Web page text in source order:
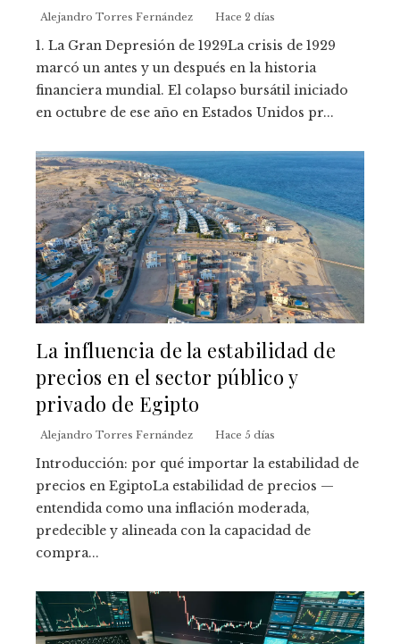
Alejandro Torres Fernández Hace 2 días
1. La Gran Depresión de 1929La crisis de 1929
marcó un antes y un después en la historia
financiera mundial. El colapso bursátil iniciado
en octubre de ese año en Estados Unidos pr...
La influencia de la estabilidad de
precios en el sector público y
privado de Egipto
Alejandro Torres Fernández Hace 5 días
Introducción: por qué importar la estabilidad de
precios en EgiptoLa estabilidad de precios —
entendida como una inflación moderada,
predecible y alineada con la capacidad de
compra...